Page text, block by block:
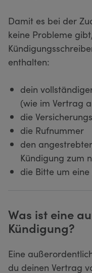
Damit es bei der
keine Probleme
enthalten:
dein
(wie im Vertrag
die
die Rufnummer
den
Kündigung zum
die Bitte um
Was ist eine
Kündigung?
Eine
du deinen Vertrag